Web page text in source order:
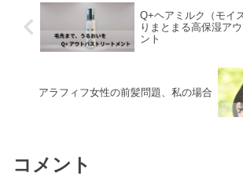
Q+ヘアミルク（モイ
りまとまる高保湿ア
ント
アラフィフ女性の前髪問題、私の場合
コメント